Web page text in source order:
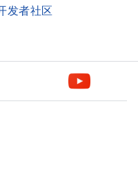
发者社区